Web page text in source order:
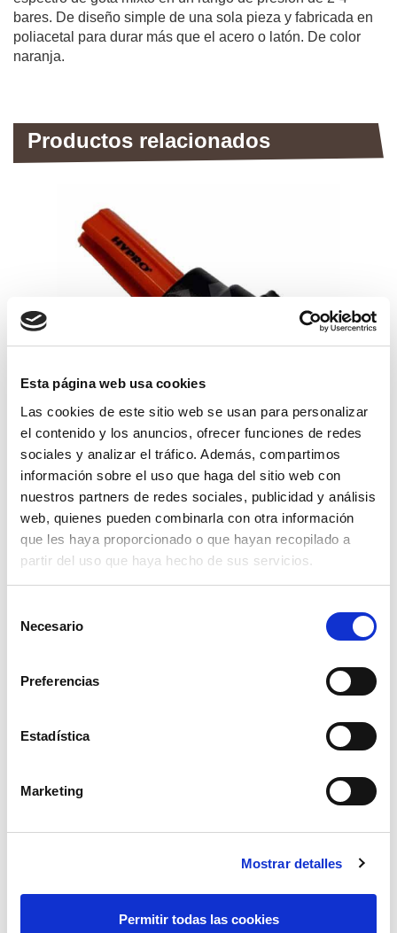
Esta página web usa cookies
Las cookies de este sitio web se usan para personalizar
el contenido y los anuncios, ofrecer funciones de redes
sociales y analizar el tráfico. Además, compartimos
información sobre el uso que haga del sitio web con
nuestros partners de redes sociales, publicidad y análisis
web, quienes pueden combinarla con otra información
que les haya proporcionado o que hayan recopilado a
partir del uso que haya hecho de sus servicios.
Necesario
Preferencias
Estadística
Marketing
Mostrar detalles
Permitir todas las cookies
bares. De diseño simple de una sola pieza y fabricada en
poliacetal para durar más que el acero o latón. De color
naranja.
Productos relacionados
boquilla hypro xt naranja+tuerca
bayonet
45,86€ comprar
portaboquilla giratorio doble reg 1/4 an
33,88€ comprar